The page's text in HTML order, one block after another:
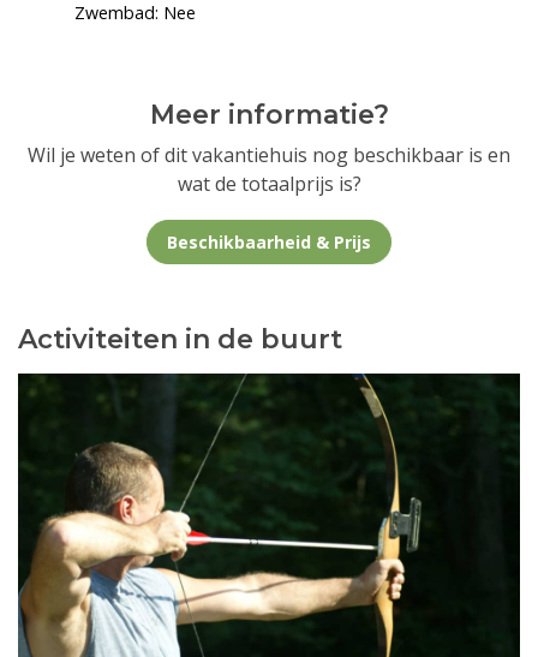
Zwembad: Nee
Meer informatie?
Wil je weten of dit vakantiehuis nog beschikbaar is en
wat de totaalprijs is?
Beschikbaarheid & Prijs
Activiteiten in de buurt